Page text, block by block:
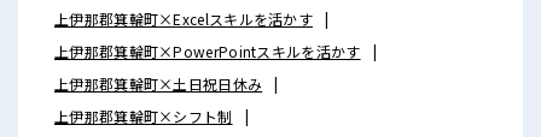
上伊那郡箕輪町×Excelスキルを活かす
上伊那郡箕輪町×PowerPointスキルを活かす
上伊那郡箕輪町×土日祝日休み
上伊那郡箕輪町×シフト制